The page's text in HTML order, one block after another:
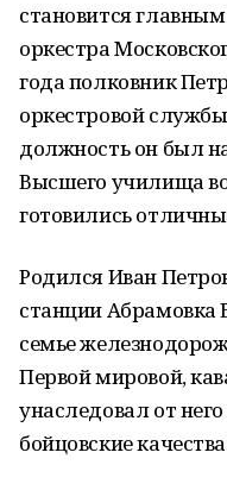
становится
оркестра
года полковник
оркестровой
должность он был
Высшего училища
готовились
Родился Иван
станции Абрамовка
семье
Первой мировой,
унаследовал от
бойцовские